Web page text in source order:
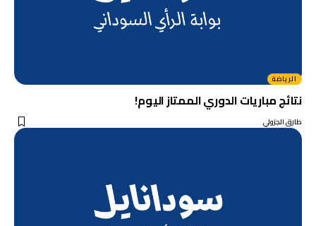
الرياضة
نتائج مباريات الدوري الممتاز اليوم!
طارق الجزولي